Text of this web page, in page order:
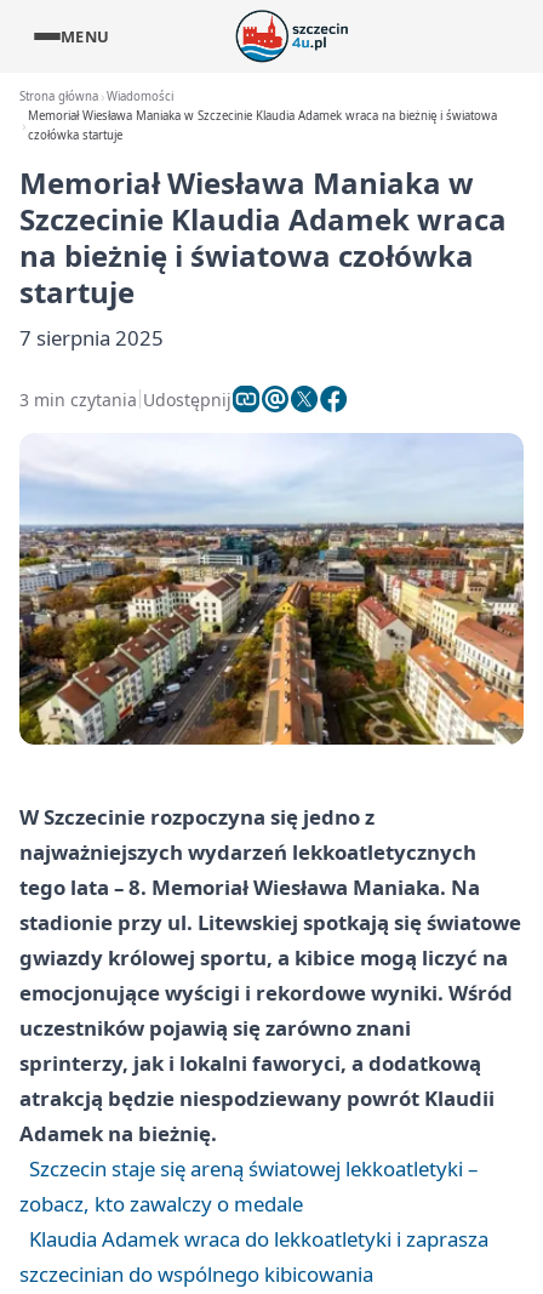
MENU
Strona główna Wiadomości
Memoriał Wiesława Maniaka w Szczecinie Klaudia Adamek wraca na bieżnię i światowa
czołówka startuje
Memoriał Wiesława Maniaka w
Szczecinie Klaudia Adamek wraca
na bieżnię i światowa czołówka
startuje
7 sierpnia 2025
3 min czytania Udostępnij
W Szczecinie rozpoczyna się jedno z
najważniejszych wydarzeń lekkoatletycznych
tego lata – 8. Memoriał Wiesława Maniaka. Na
stadionie przy ul. Litewskiej spotkają się światowe
gwiazdy królowej sportu, a kibice mogą liczyć na
emocjonujące wyścigi i rekordowe wyniki. Wśród
uczestników pojawią się zarówno znani
sprinterzy, jak i lokalni faworyci, a dodatkową
atrakcją będzie niespodziewany powrót Klaudii
Adamek na bieżnię.
Szczecin staje się areną światowej lekkoatletyki –
zobacz, kto zawalczy o medale
Klaudia Adamek wraca do lekkoatletyki i zaprasza
szczecinian do wspólnego kibicowania